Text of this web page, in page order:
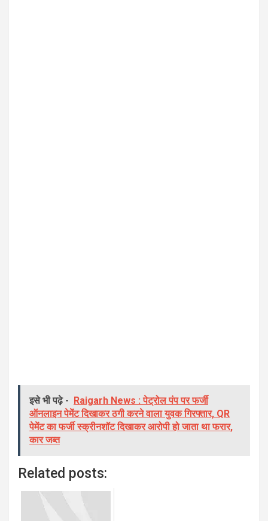
इसे भी पढ़े -
Raigarh News : पेट्रोल पंप पर फर्जी
ऑनलाइन पेमेंट दिखाकर ठगी करने वाला युवक गिरफ्तार, QR
पेमेंट का फर्जी स्क्रीनशॉट दिखाकर आरोपी हो जाता था फरार,
कार जब्त
Related posts: